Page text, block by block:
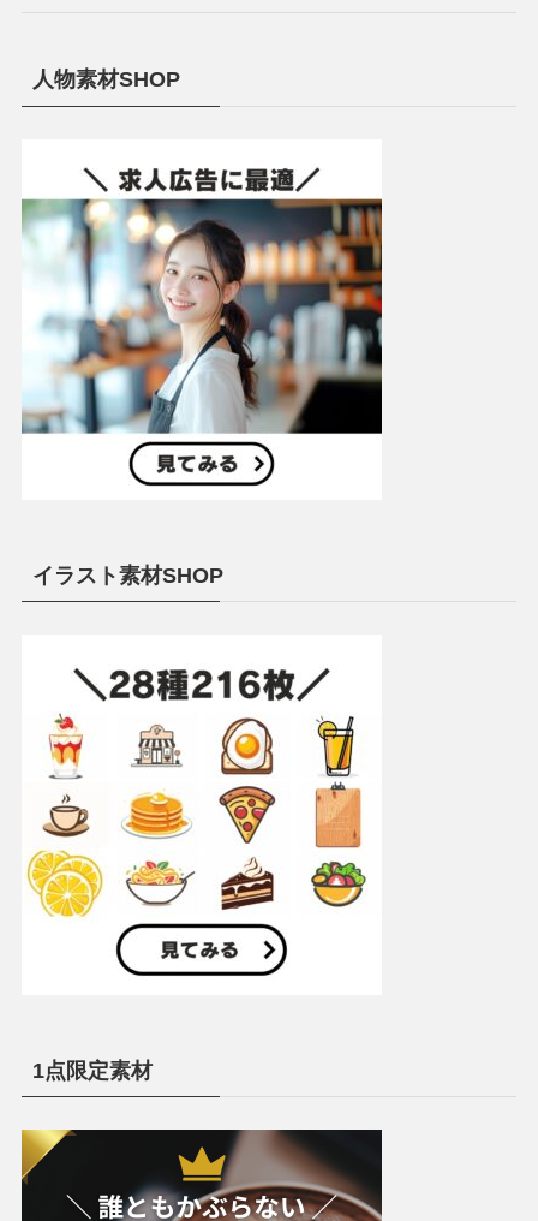
人物素材SHOP
イラスト素材SHOP
1点限定素材